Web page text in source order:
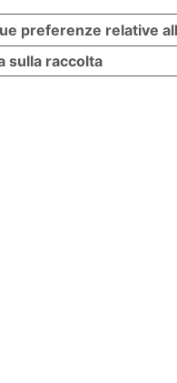
sulla raccolta
preferenze relative